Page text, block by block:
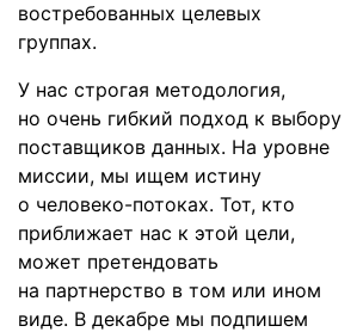
востребованных целевых
группах.
У нас строгая методология,
но очень гибкий подход к выбору
поставщиков данных. На уровне
миссии, мы ищем истину
о человеко-потоках. Тот, кто
приближает нас к этой цели,
может претендовать
на партнерство в том или ином
виде. В декабре мы подпишем